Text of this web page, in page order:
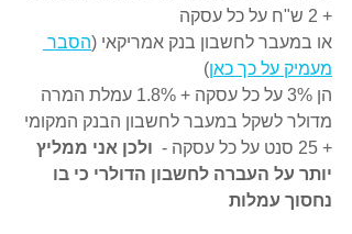
+ 2 ש"ח על כל עסקה
או במעבר לחשבון בנק אמריקאי (הסבר
מעמיק על כך כאן)
הן 3% על כל עסקה + 1.8% עמלת המרה
מדולר לשקל במעבר לחשבון הבנק המקומי
+ 25 סנט על כל עסקה -
ולכן אני ממליץ
יותר על העברה לחשבון הדולרי כי בו
נחסוך עמלות